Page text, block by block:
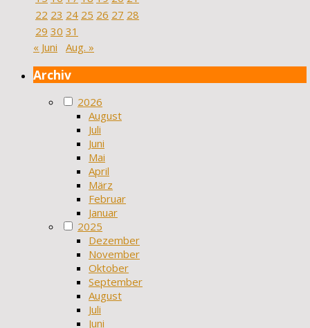
22 23 24 25 26 27 28
29 30 31
« Juni
Aug. »
Archiv
2026
August
Juli
Juni
Mai
April
März
Februar
Januar
2025
Dezember
November
Oktober
September
August
Juli
Juni